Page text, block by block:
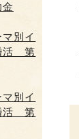
別イ
活 第
別イ
活 第